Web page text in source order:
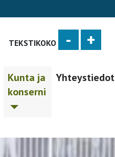
TEKSTIKOKO - +
Kunta ja
konserni
Yhteystiedot